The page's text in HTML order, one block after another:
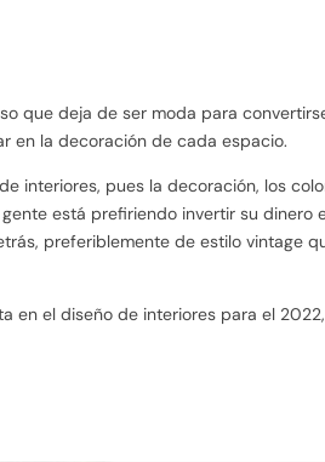
que deja de ser moda para
en la decoración de cada espacio.
interiores, pues la decoración, los
está prefiriendo invertir su dinero
preferiblemente de estilo vintage
en el diseño de interiores para el